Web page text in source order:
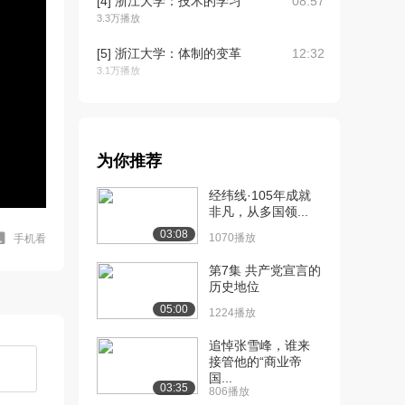
手机看
3.3万播放
[5] 浙江大学：体制的变革
3.1万播放
12:32
[7] 浙江大学：中国的出路
3.0万播放
[8] 浙江大学：马克思主义
3.2万播放
[9] 浙江大学：第一次国共
合作与国民革命
2.8万播放
[10] 浙江大学：毛泽东的
早期探索
为你推荐
03:08
经纬线·105年成就
非凡，从多国领...
1070播放
05:00
第7集 共产党宣言的
历史地位
1224播放
03:35
追悼张雪峰，谁来
接管他的“商业帝
国...
806播放